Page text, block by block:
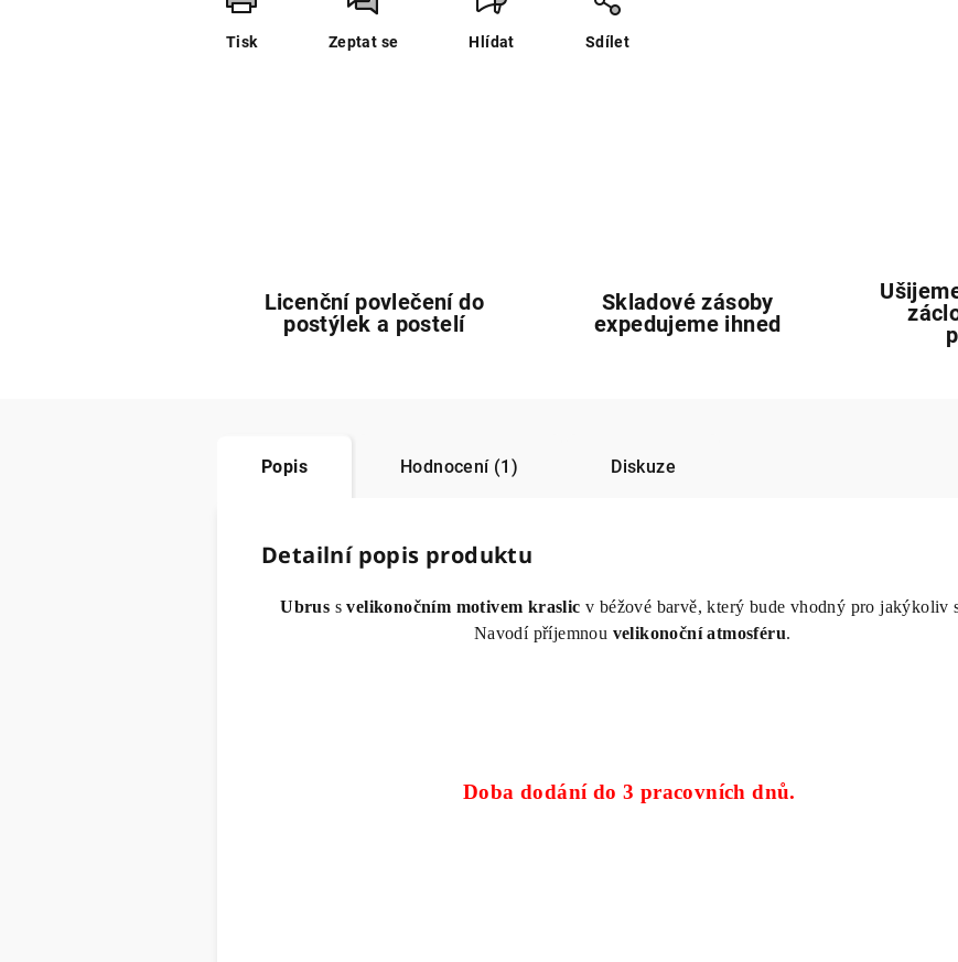
Tisk Zeptat se Hlídat Sdílet
Licenční povlečení do
postýlek a postelí
Skladové zásoby
expedujeme ihned
Popis Hodnocení (1) Diskuze
Detailní popis produktu
Ubrus svelikonočním motivem kraslic v béžové barvě, který bude vhodný pro jakýkoliv
Navodí příjemnou velikonoční atmosféru.
Doba dodání do 3 pracovních dnů.